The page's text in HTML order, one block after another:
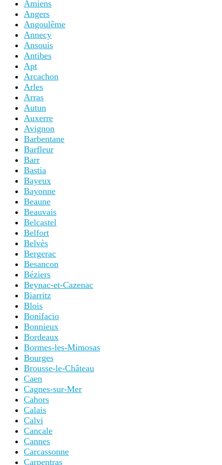
Amiens
Angers
Angoulême
Annecy
Ansouis
Antibes
Apt
Arcachon
Arles
Arras
Autun
Auxerre
Avignon
Barbentane
Barfleur
Barr
Bastia
Bayeux
Bayonne
Beaune
Beauvais
Belcastel
Belfort
Belvès
Bergerac
Besancon
Béziers
Beynac-et-Cazenac
Biarritz
Blois
Bonifacio
Bonnieux
Bordeaux
Bormes-les-Mimosas
Bourges
Brousse-le-Château
Caen
Cagnes-sur-Mer
Cahors
Calais
Calvi
Cancale
Cannes
Carcassonne
Carpentras